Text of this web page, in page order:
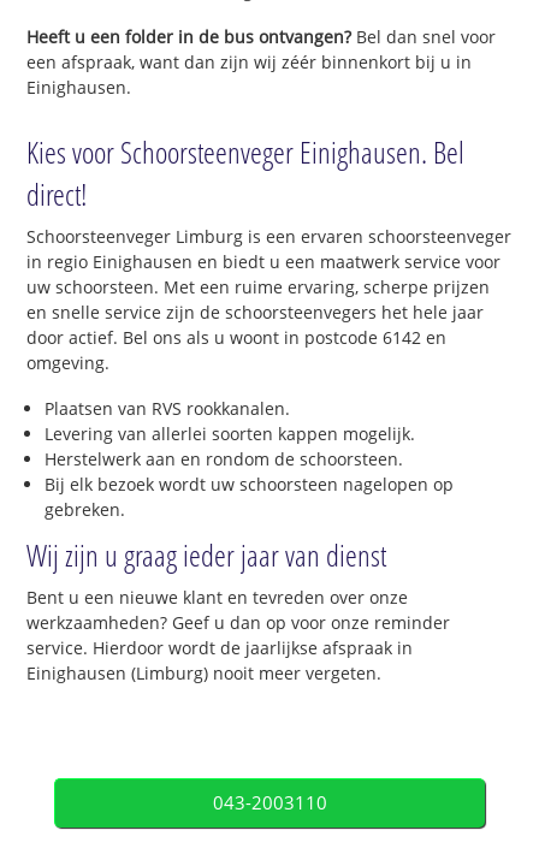
Heeft u een folder in de bus ontvangen?Bel dan snel voor
een afspraak, want dan zijn wij zéér binnenkort bij u in
Einighausen.
Kies voor Schoorsteenveger Einighausen. Bel
direct!
Schoorsteenveger Limburg is een ervaren schoorsteenveger
in regio Einighausen en biedt u een maatwerk service voor
uw schoorsteen. Met een ruime ervaring, scherpe prijzen
en snelle service zijn de schoorsteenvegers het hele jaar
door actief. Bel ons als u woont in postcode 6142 en
omgeving.
Plaatsen van RVS rookkanalen.
Levering van allerlei soorten kappen mogelijk.
Herstelwerk aan en rondom de schoorsteen.
Bij elk bezoek wordt uw schoorsteen nagelopen op
gebreken.
Wij zijn u graag ieder jaar van dienst
Bent u een nieuwe klant en tevreden over onze
werkzaamheden? Geef u dan op voor onze reminder
service. Hierdoor wordt de jaarlijkse afspraak in
Einighausen (Limburg) nooit meer vergeten.
043-2003110